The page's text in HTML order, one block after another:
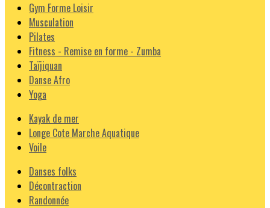
Gym Forme Loisir
Musculation
Pilates
Fitness - Remise en forme - Zumba
Taïjiquan
Danse Afro
Yoga
Kayak de mer
Longe Cote Marche Aquatique
Voile
Danses folks
Décontraction
Randonnée